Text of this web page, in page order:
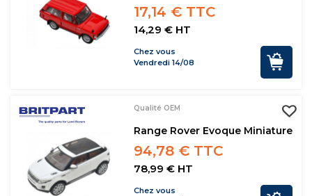
17,14 € TTC
14,29 € HT
Chez vous
Vendredi 14/08
Qualité OEM
Range Rover Evoque Miniature
94,78 € TTC
78,99 € HT
Chez vous